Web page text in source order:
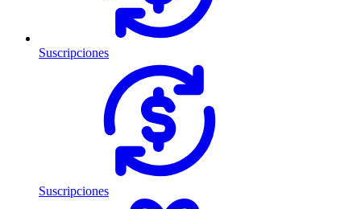
Suscripciones
Suscripciones